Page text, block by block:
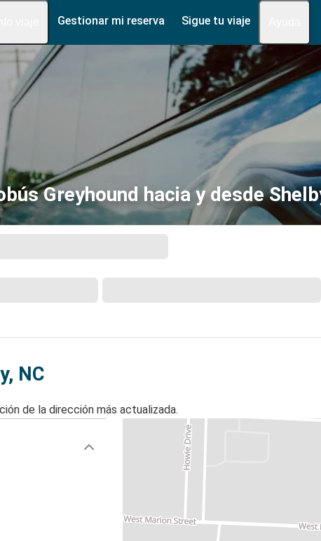
Gestionar mi reserva Sigue tu viaje
Greyhound hacia y desde
NC
de la dirección más actualizada.